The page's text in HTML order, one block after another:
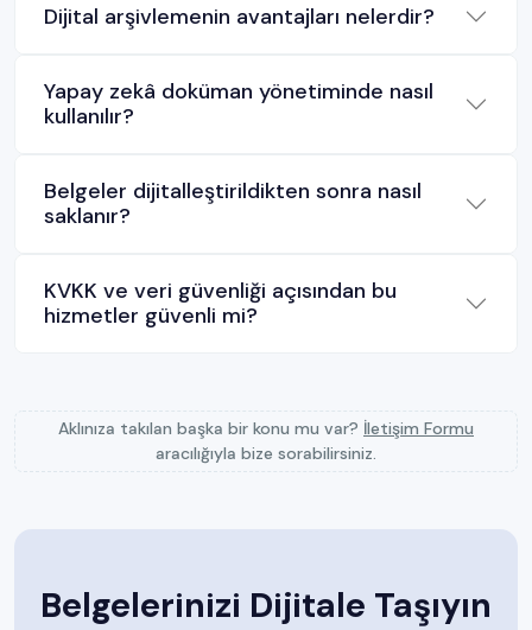
Dijital arşivlemenin avantajları nelerdir?
Yapay zekâ doküman yönetiminde nasıl
kullanılır?
Belgeler dijitalleştirildikten sonra nasıl
saklanır?
KVKK ve veri güvenliği açısından bu
hizmetler güvenli mi?
Aklınıza takılan başka bir konu mu var? İletişim Formu
aracılığıyla bize sorabilirsiniz.
Belgelerinizi Dijitale Taşıyın